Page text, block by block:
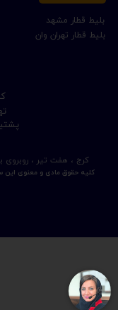
کلیه حقوق مادی و معنوی این
کرج ، هفت تیر ، روبروی
​کرج
​پشتیبانی
بلیط قطار تهران وان
بلیط قطار مشهد